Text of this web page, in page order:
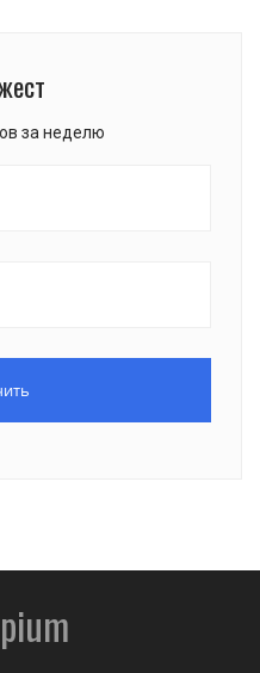
за неделю